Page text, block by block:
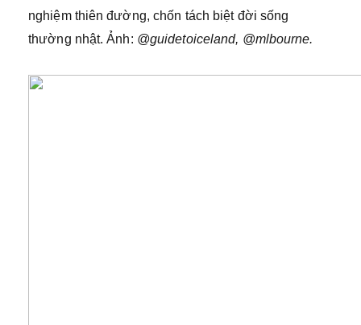
nghiệm thiên đường, chốn tách biệt đời sống
thường nhật. Ảnh: @guidetoiceland, @mlbourne.